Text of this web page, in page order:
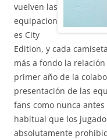
vuelven las
equipacion
es City
Edition, y cada
más a fondo la
primer año de la
presentación de las
fans como nunca antes
habitual que los
absolutamente